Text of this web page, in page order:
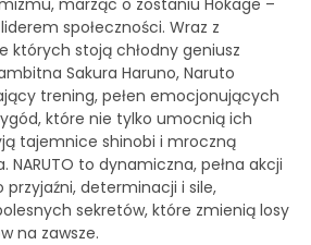
społeczności. Wraz z
których stoją chłodny geniusz
Sakura Haruno, Naruto
trening, pełen emocjonujących
które nie tylko umocnią ich
tajemnice shinobi i mroczną
NARUTO to dynamiczna, pełna akcji
determinacji i sile,
sekretów, które zmienią losy
na zawsze.